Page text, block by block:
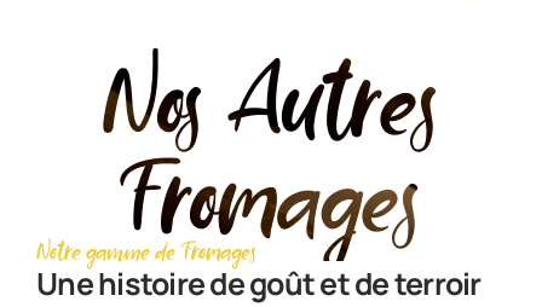
Nos Autres
Fromages
Notre gamme de Fromages
Une histoire de goût et de terroir